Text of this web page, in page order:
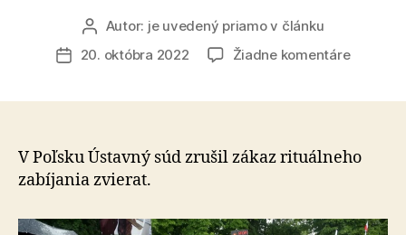
Autor
článku
Autor: je uvedený priamo v článku
Dátum20. októbra 2022 Žiadne komentárena
židov
V Poľsku Ústavný súd zrušil zákaz rituálneho
zabíjania zvierat.